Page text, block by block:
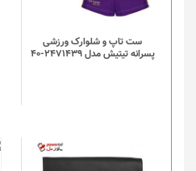
ست تاپ و شلوارک ورزشی
پسرانه تیتیش مدل 2471439-40